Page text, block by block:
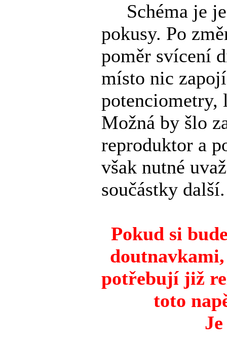
Schéma je
pokusy. Po
poměr svícení
místo nic
potenciometry,
Možná by šlo
reproduktor a
však nutné
součástky další.
Pokud si
potřebují již
toto